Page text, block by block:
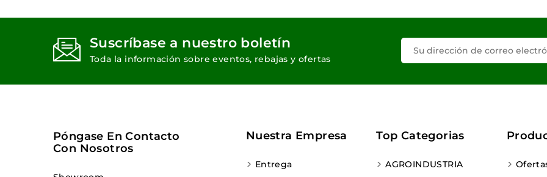
Suscríbase a nuestro boletín
Toda la información sobre eventos, rebajas y ofertas
Póngase En Contacto
Con Nosotros
Nuestra Empresa
Entrega
Top Categorias
AGROINDUSTRIA